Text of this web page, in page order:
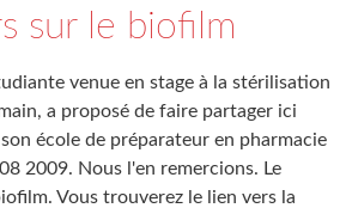
sur le biofilm
venue en stage à la stérilisation
a proposé de faire partager ici
école de préparateur en pharmacie
2009. Nous l'en remercions. Le
Vous trouverez le lien vers la